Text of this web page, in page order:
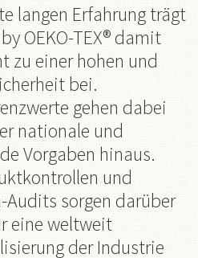
langen Erfahrung trägt
OEKO-TEX® damit
zu einer hohen und
bei.
gehen dabei
nationale und
Vorgaben hinaus.
und
Audits sorgen darüber
eine weltweit
der Industrie